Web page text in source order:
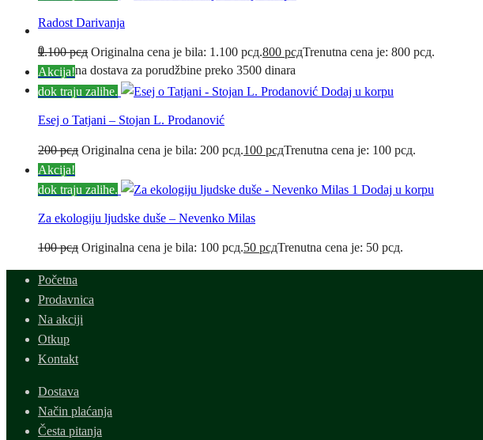
0
Besplatna dostava za porudžbine preko 3500 dinara
Radost Darivanja
1.100рсд Originalna cena je bila: 1.100 рсд.800 рсдTrenutna cena je: 800 рсд.
Akcija!
dok traju zalihe.
Dodaj u korpu
Esej o Tatjani – Stojan L. Prodanović
200рсд Originalna cena je bila: 200 рсд.100 рсдTrenutna cena je: 100 рсд.
Akcija!
dok traju zalihe.
Dodaj u korpu
Za ekologiju ljudske duše – Nevenko Milas
100рсд Originalna cena je bila: 100 рсд.50 рсдTrenutna cena je: 50 рсд.
Početna
Prodavnica
Na akciji
Otkup
Kontakt
Dostava
Način plaćanja
Česta pitanja